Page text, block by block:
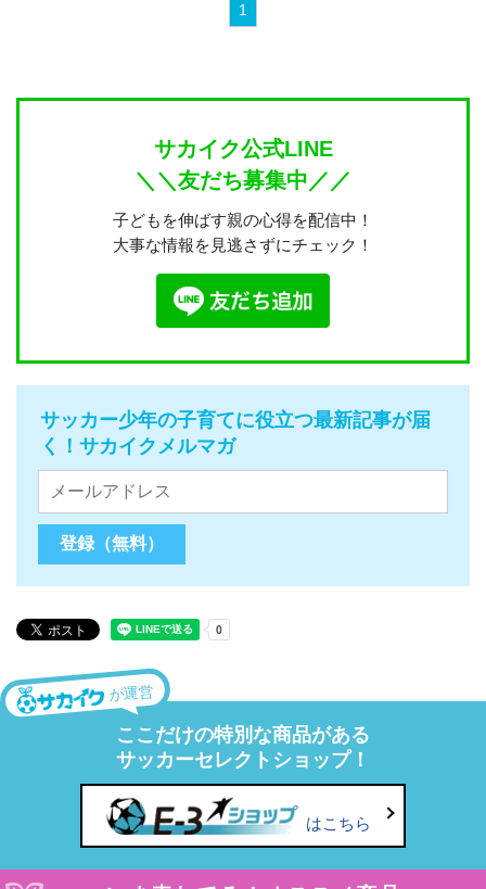
1
サカイク公式LINE
＼＼友だち募集中／／
子どもを伸ばす親の心得を配信中！
大事な情報を見逃さずにチェック！
サッカー少年の子育てに役立つ最新記事が届
く！サカイクメルマガ
が運営
ここだけの特別な商品がある
サッカーセレクトショップ！
はこちら